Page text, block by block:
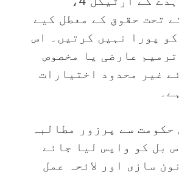
1 کے تحت حقوق کے معطل کیے
پورا نہیں کرتیں۔ اس
عارضی یا مخصوص
غیر محدود اختیارات
حکومت سے پرزور مطالبہ
بل کو واپس لیا جائے
سازی اور لائحہ عمل